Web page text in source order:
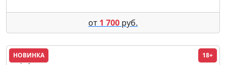
от 1 700 руб.
НОВИНКА 18+
Иркутск